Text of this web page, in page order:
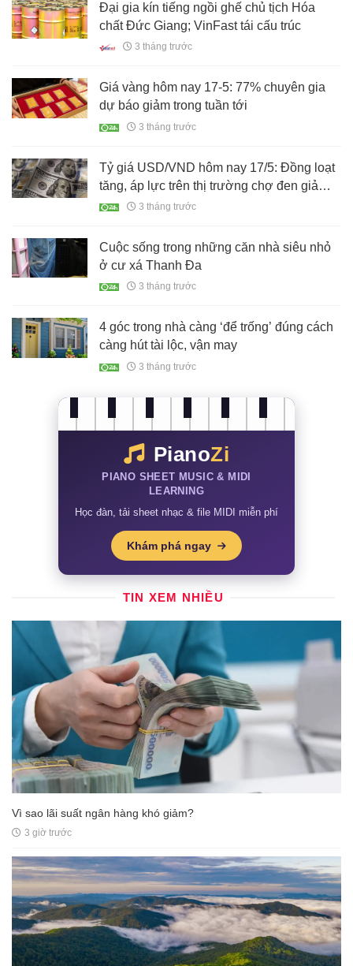
Đại gia kín tiếng ngồi ghế chủ tịch Hóa
chất Đức Giang; VinFast tái cấu trúc
3 tháng trước
Giá vàng hôm nay 17-5: 77% chuyên gia
dự báo giảm trong tuần tới
3 tháng trước
Tỷ giá USD/VND hôm nay 17/5: Đồng loạt
tăng, áp lực trên thị trường chợ đen giảm
nhiệt
3 tháng trước
Cuộc sống trong những căn nhà siêu nhỏ
ở cư xá Thanh Đa
3 tháng trước
4 góc trong nhà càng ‘để trống’ đúng cách
càng hút tài lộc, vận may
3 tháng trước
PianoZi
PIANO SHEET MUSIC & MIDI
LEARNING
Học đàn, tải sheet nhạc & file MIDI miễn phí
Khám phá ngay
TIN XEM NHIỀU
Vì sao lãi suất ngân hàng khó giảm?
3 giờ trước